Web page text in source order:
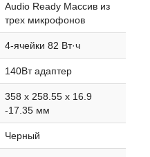
Audio Ready Массив из
трех микрофонов
4-ячейки 82 Вт·ч
140Вт адаптер
358 x 258.55 x 16.9
-17.35 мм
Черный